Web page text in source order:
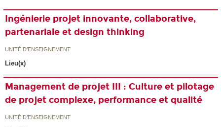
Ingénierie projet innovante, collaborative,
partenariale et design thinking
UNITÉ D’ENSEIGNEMENT
Lieu(x)
Management de projet III : Culture et pilotage
de projet complexe, performance et qualité
UNITÉ D’ENSEIGNEMENT